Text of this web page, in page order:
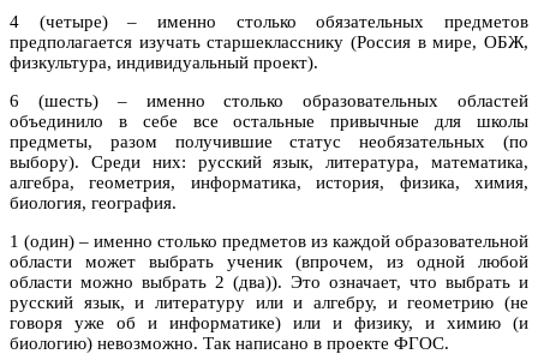
4 (четыре) – именно столько обязательных предметов
предполагается изучать старшекласснику (Россия в мире, ОБЖ,
физкультура, индивидуальный проект).
6 (шесть) – именно столько образовательных областей
объединило в себе все остальные привычные для школы
предметы, разом получившие статус необязательных (по
выбору). Среди них: русский язык, литература, математика,
алгебра, геометрия, информатика, история, физика, химия,
биология, география.
1 (один) – именно столько предметов из каждой образовательной
области может выбрать ученик (впрочем, из одной любой
области можно выбрать 2 (два)). Это означает, что выбрать и
русский язык, и литературу или и алгебру, и геометрию (не
говоря уже об и информатике) или и физику, и химию (и
биологию) невозможно. Так написано в проекте ФГОС.